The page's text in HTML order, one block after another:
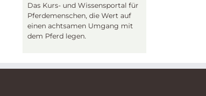
Das Kurs- und Wissensportal für
Pferdemenschen, die Wert auf
einen achtsamen Umgang mit
dem Pferd legen.